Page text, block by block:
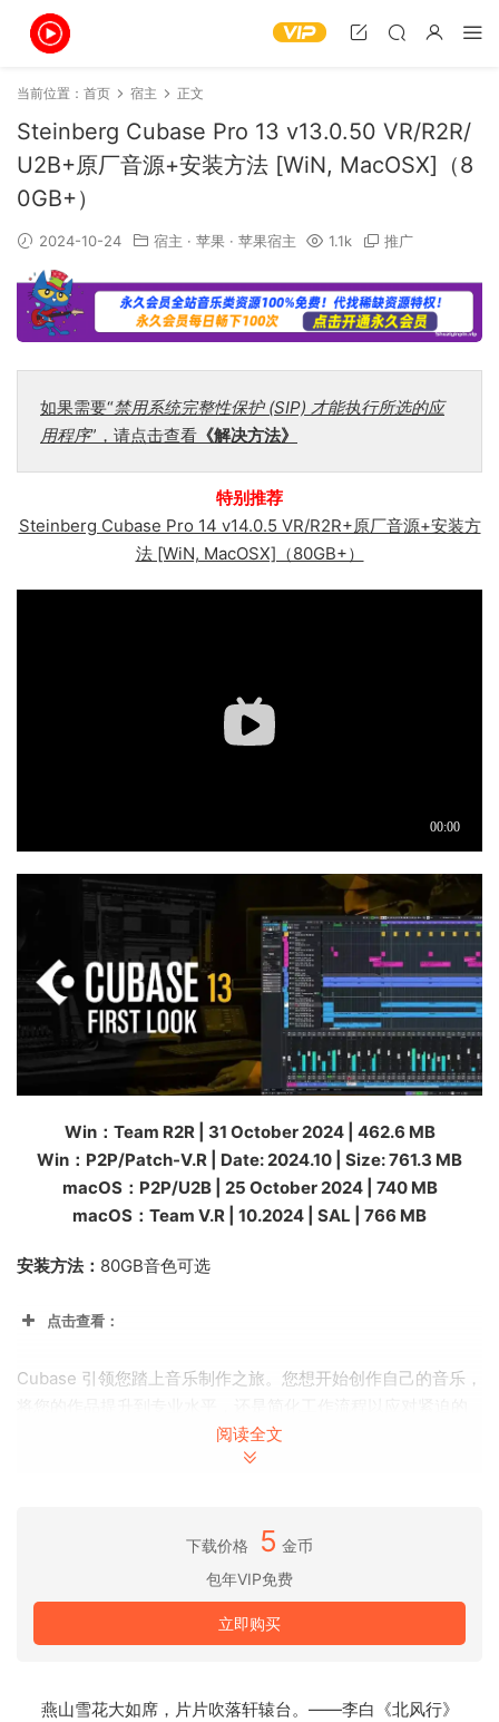
当前位置： 首页 宿主 正文
Steinberg Cubase Pro 13 v13.0.50 VR/R2R/
U2B+原厂音源+安装方法 [WiN, MacOSX]（8
0GB+）
2024-10-24 宿主 · 苹果 · 苹果宿主 1.1k 推广
如果需要“禁用系统完整性保护 (SIP) 才能执行所选的应
用程序”，请点击查看 《解决方法》
特别推荐
Steinberg Cubase Pro 14 v14.0.5 VR/R2R+原厂音源+安装方
法 [WiN, MacOSX]（80GB+）
Win：Team R2R | 31 October 2024 | 462.6 MB
Win：P2P/Patch-V.R | Date: 2024.10 | Size: 761.3 MB
macOS：P2P/U2B| 25 October 2024 | 740 MB
macOS： Team V.R | 10.2024 | SAL | 766 MB
安装方法： 80GB音色可选
点击查看：
Cubase 引领您踏上音乐制作之旅。您想开始创作自己的音乐，
期限？无论您需要什么，Cubase 都能帮助您充分发挥创造潜
力。从好莱坞大片作曲家和 Billboard Hot 100 制作人到热衷的
Cubase 为音乐家提供了大量尖端工具，可轻松创作、录制、编
阅读全文
下载价格 5 金币
包年VIP免费
立即购买
燕山雪花大如席，片片吹落轩辕台。——李白《北风行》